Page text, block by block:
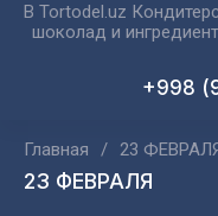
В Tortodel.uz
шоколад и
+998
Главная / 23
23 ФЕВРАЛЯ